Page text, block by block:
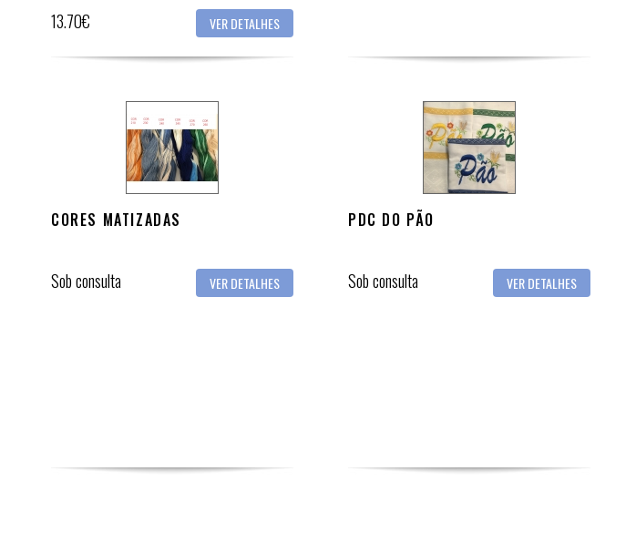
13.70€ VER DETALHES
CORES MATIZADAS
Sob consulta VER DETALHES
PDC DO PÃO
Sob consulta VER DETALHES